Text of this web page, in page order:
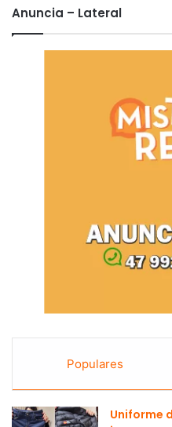
Anuncia – Lateral
Populares
Uniforme